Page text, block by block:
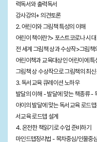
력독서와 출력독서
강사강의+ 의견토론
2. 어린이와 그림책 특성의 이해
어린이 책이란?> 포스트코로나 시
전 세계 그림책 상과 수상작>그림
어린이책과 교육대상인 어린이에
그림책 상 수상작으로 그림책의 최
3. 독서교육 큐레이션 노하우
발달의 이해 - 발달에 맞는 책종류 -
아이의 발달에 맞는 독서교육 로드
서교육 로드맵 설계
4. 온전한 책읽기로 수업 준비하기
마인드맵정리법 - 목차중심/인물중